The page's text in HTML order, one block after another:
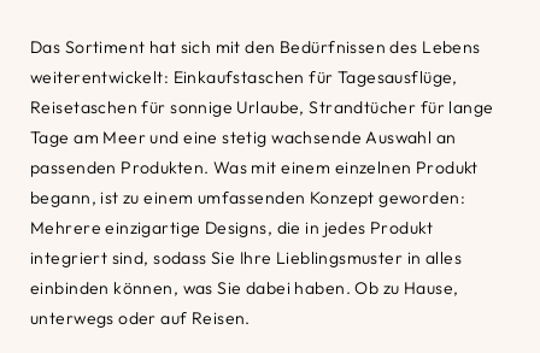
Das Sortiment hat sich mit den Bedürfnissen des Lebens
weiterentwickelt: Einkaufstaschen für Tagesausflüge,
Reisetaschen für sonnige Urlaube, Strandtücher für lange
Tage am Meer und eine stetig wachsende Auswahl an
passenden Produkten. Was mit einem einzelnen Produkt
begann, ist zu einem umfassenden Konzept geworden:
Mehrere einzigartige Designs, die in jedes Produkt
integriert sind, sodass Sie Ihre Lieblingsmuster in alles
einbinden können, was Sie dabei haben. Ob zu Hause,
unterwegs oder auf Reisen.